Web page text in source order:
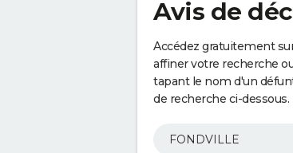
Avis de
Accédez gratuitement
affiner votre recherche
tapant le nom d'un
de recherche ci-dessous.